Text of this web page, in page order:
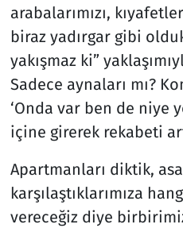
arabalarımızı,
biraz yadırgar gibi
yakışmaz ki”
Sadece aynaları mı?
‘Onda var ben de niye
içine girerek rekabeti
Apartmanları diktik,
karşılaştıklarımıza
vereceğiz diye